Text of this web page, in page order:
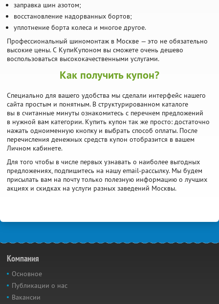
заправка шин азотом;
восстановление надорванных бортов;
уплотнение борта колеса и многое другое.
Профессиональный шиномонтаж в Москве — это не обязательно
высокие цены. С КупиКупоном вы сможете очень дешево
воспользоваться высококачественными услугами.
Как получить купон?
Специально для вашего удобства мы сделали интерфейс нашего
сайта простым и понятным. В структурированном каталоге
вы в считанные минуты ознакомитесь с перечнем предложений
в нужной вам категории. Купить купон так же просто: достаточно
нажать одноименную кнопку и выбрать способ оплаты. После
перечисления денежных средств купон отобразится в вашем
Личном кабинете.
Для того чтобы в числе первых узнавать о наиболее выгодных
предложениях, подпишитесь на нашу email-рассылку. Мы будем
присылать вам на почту только полезную информацию о лучших
акциях и скидках на услуги разных заведений Москвы.
Компания
Основное
Публикации о нас
Вакансии